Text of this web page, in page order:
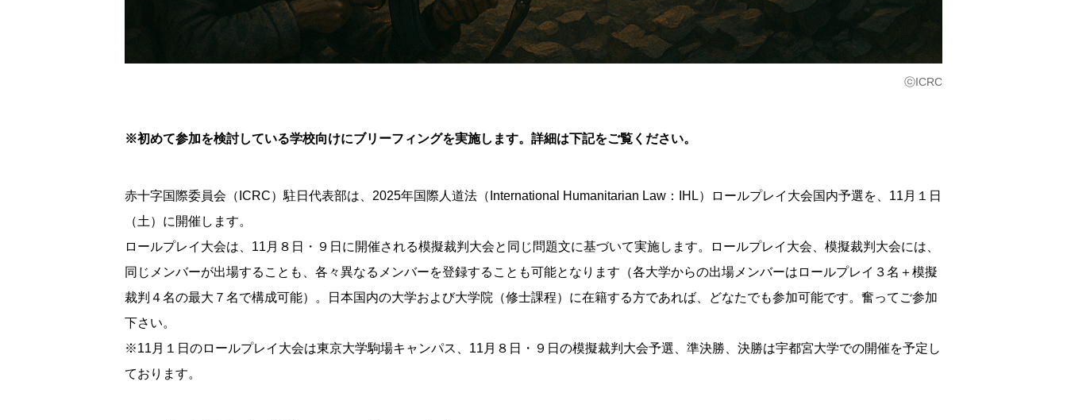
ⓒICRC
※初めて参加を検討している学校向けにブリーフィングを実施します。詳細は下記をご覧ください。
赤十字国際委員会（ICRC）駐日代表部は、2025年国際人道法（International Humanitarian Law：IHL）ロールプレイ大会国内予選を、11月１日
（土）に開催します。
ロールプレイ大会は、11月８日・９日に開催される模擬裁判大会と同じ問題文に基づいて実施します。ロールプレイ大会、模擬裁判大会には、
同じメンバーが出場することも、各々異なるメンバーを登録することも可能となります（各大学からの出場メンバーはロールプレイ３名＋模擬
裁判４名の最大７名で構成可能）。日本国内の大学および大学院（修士課程）に在籍する方であれば、どなたでも参加可能です。奮ってご参加
下さい。
※11月１日のロールプレイ大会は東京大学駒場キャンパス、11月８日・９日の模擬裁判大会予選、準決勝、決勝は宇都宮大学での開催を予定し
ております。